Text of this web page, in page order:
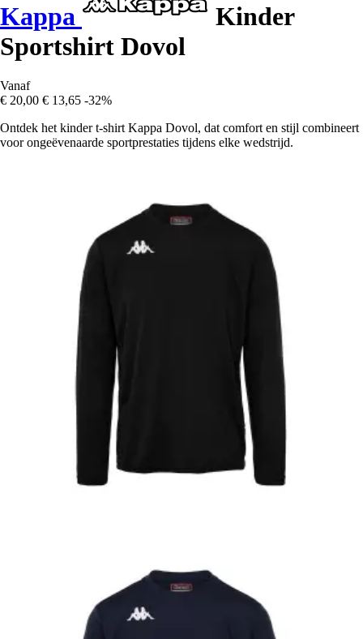
Kappa
Kinder
Sportshirt Dovol
Vanaf
€ 20,00 € 13,65 -32%
Ontdek het kinder t-shirt Kappa Dovol, dat comfort en stijl combineert
voor ongeëvenaarde sportprestaties tijdens elke wedstrijd.